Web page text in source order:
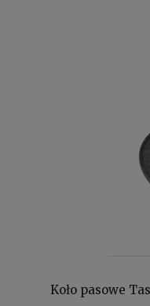
Koło pasowe